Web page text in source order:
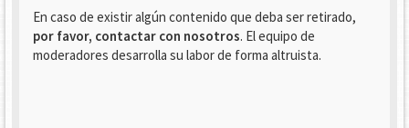
En caso de existir algún contenido que deba ser retirado,
por favor, contactar con nosotros. El equipo de
moderadores desarrolla su labor de forma altruista.